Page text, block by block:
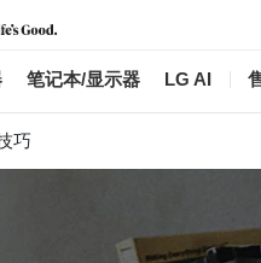
笔记本/显示器 LG AI
巧